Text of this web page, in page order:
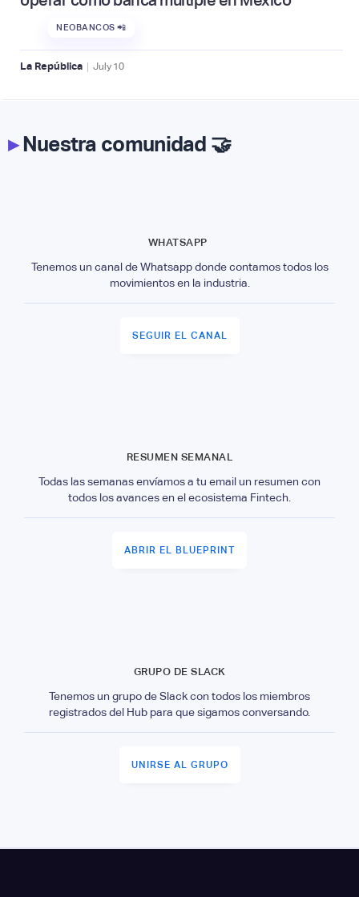
NEOBANCOS 📲
La República | July 10
▸Nuestra comunidad 🤝
WHATSAPP
Tenemos un canal de Whatsapp donde contamos todos los
movimientos en la industria.
SEGUIR EL CANAL
RESUMEN SEMANAL
Todas las semanas envíamos a tu email un resumen con
todos los avances en el ecosistema Fintech.
ABRIR EL BLUEPRINT
GRUPO DE SLACK
Tenemos un grupo de Slack con todos los miembros
registrados del Hub para que sigamos conversando.
UNIRSE AL GRUPO